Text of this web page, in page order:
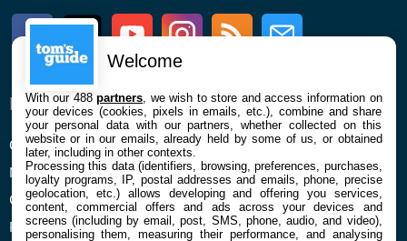
FacebookTwitter Youtube InstagramRSS Newsletter
ENTREPRISE
Qui sommes nous
Mentions légales et CGU
Confidentialité et Cookies
Préférences cookies
À PROPOS
La rédaction
Contact
Welcome
With our 488partners , we wish to store and access information on
your devices (cookies, pixels in emails, etc.), combine and share
your personal data with our partners, whether collected on this
website or in our emails, already held by some of us, or obtained
later, including in other contexts.
Processing this data (identifiers, browsing, preferences, purchases,
loyalty programs, IP, postal addresses and emails, phone, precise
geolocation, etc.) allows developing and offering you services,
content, commercial offers and ads across your devices and
screens (including by email, post, SMS, phone, audio, and video),
personalising them, measuring their performance, and analysing